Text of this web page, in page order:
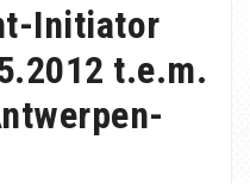
Initiator
t.e.m.